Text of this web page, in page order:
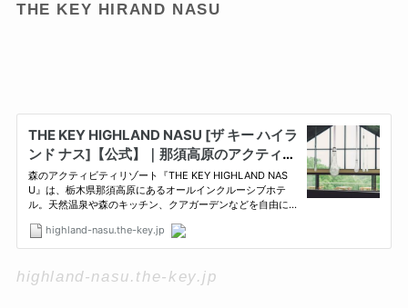
THE KEY HIRAND NASU
highland-nasu.the-key.jp